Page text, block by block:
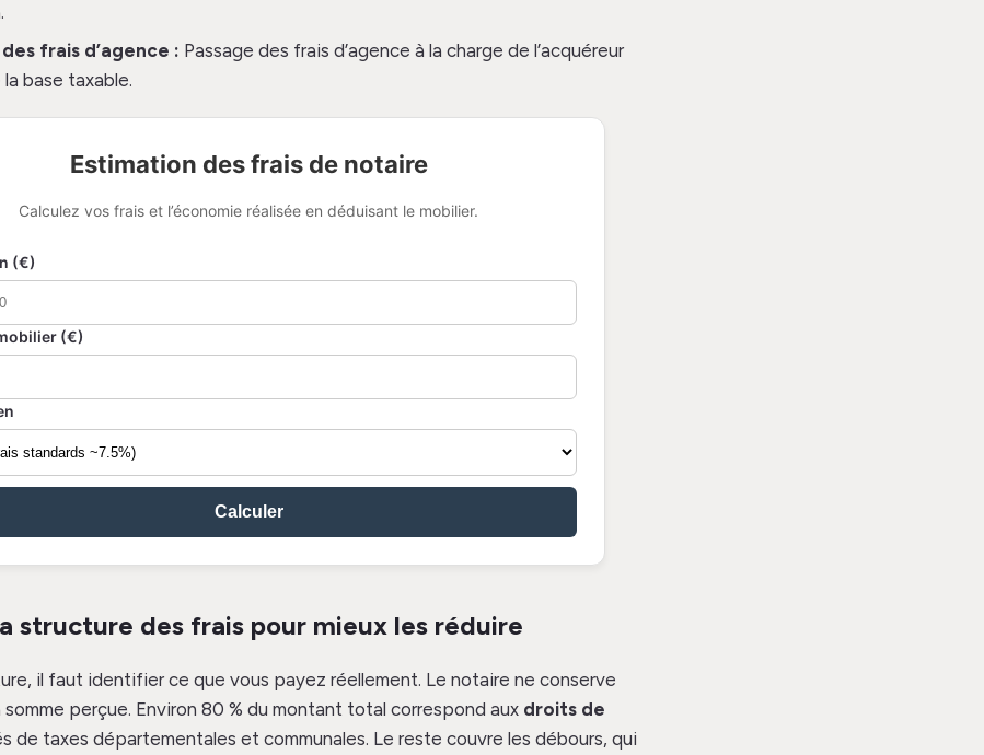
frais d’agence : Passage des frais d’agence à la charge de l’acquéreur
base taxable.
Estimation des frais de notaire
Calculez vos frais et l’économie réalisée en déduisant le mobilier.
(€)
(€)
Calculer
structure des frais pour mieux les réduire
il faut identifier ce que vous payez réellement. Le notaire ne conserve
somme perçue. Environ 80 % du montant total correspond aux droits de
de taxes départementales et communales. Le reste couvre les débours, qui